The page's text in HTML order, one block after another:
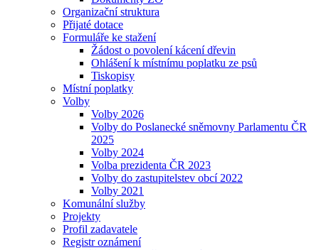
Organizační struktura
Přijaté dotace
Formuláře ke stažení
Žádost o povolení kácení dřevin
Ohlášení k místnímu poplatku ze psů
Tiskopisy
Místní poplatky
Volby
Volby 2026
Volby do Poslanecké sněmovny Parlamentu ČR
2025
Volby 2024
Volba prezidenta ČR 2023
Volby do zastupitelstev obcí 2022
Volby 2021
Komunální služby
Projekty
Profil zadavatele
Registr oznámení